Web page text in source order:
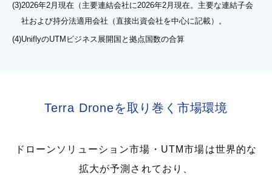
(3)2026年2月現在（主要連結会社に2026年2月現在。主要な連結子会
社および持分法適用会社（直接出資会社を中心に記載）。
(4)UniflyのUTMビジネス展開国と拠点国数の合算
Terra Droneを取り巻く市場環境
ドローンソリューション市場・UTM市場は世界的な
拡大が予測されており、